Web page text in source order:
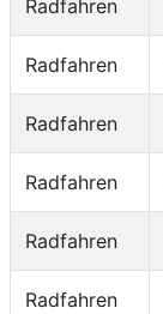
Radfahren
Radfahren
Radfahren
Radfahren
Radfahren
Radfahren